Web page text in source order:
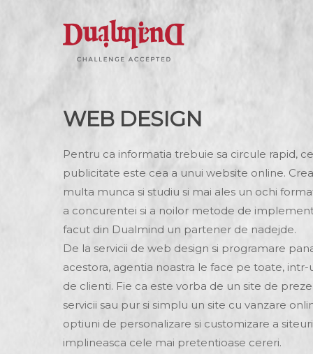
WEB DESIGN
Pentru ca informatia trebuie sa circule rapid,
publicitate este cea a unui website online.
multa munca si studiu si mai ales un ochi
a concurentei si a noilor metode de
facut din Dualmind un partener de nadejde.
De la servicii de web design si programare
acestora, agentia noastra le face pe toate,
de clienti. Fie ca este vorba de un site de
servicii sau pur si simplu un site cu vanzare
optiuni de personalizare si customizare a
implineasca cele mai pretentioase cereri.